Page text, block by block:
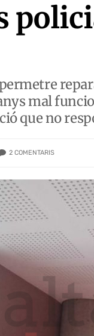
mal
que no
2 COMENTARIS